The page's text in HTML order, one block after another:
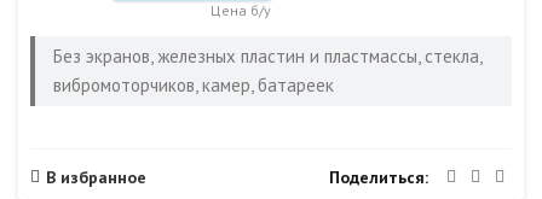
Цена б/у
Без экранов, железных пластин и пластмассы, стекла,
вибромоторчиков, камер, батареек
В избранное Поделиться